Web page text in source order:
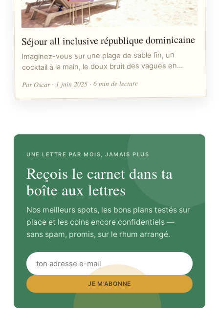
Séjour all inclusive république dominicaine
Imaginez-vous sur une plage de sable fin, un
cocktail à la main, le doux bruit des vagues en…
Par Oscar · 1 juin 2025 · 6 min de lecture
UNE LETTRE PAR MOIS, JAMAIS PLUS
Reçois le carnet dans ta
boîte aux lettres
Nos meilleurs spots, les bons plans testés sur
place et les coins encore confidentiels —
sans spam, promis, sur le rhum arrangé.
JE M’ABONNE